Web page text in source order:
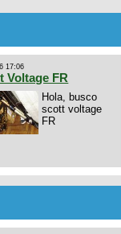
17:06
Voltage FR
Hola, busco
scott voltage
FR